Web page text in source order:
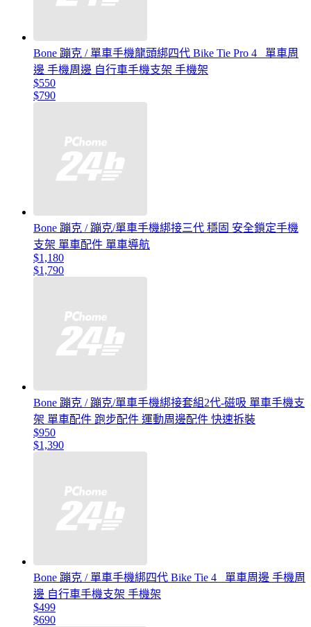
Bone 蹦克 / 單車手機龍頭綁四代 Bike Tie Pro 4 _單車周
邊 手機周邊 自行車手機支架 手機架
$550
$790
Bone 蹦克 / 蹦克/單車手機綁接三代 穩固 安全鎖定手機
支架 單車配件 單車導航
$1,180
$1,790
Bone 蹦克 / 蹦克/單車手機綁接套組2代-磁吸 單車手機支
架 單車配件 跑步配件 運動周邊配件 快速拆裝
$950
$1,390
Bone 蹦克 / 單車手機綁四代 Bike Tie 4 _單車周邊 手機周
邊 自行車手機支架 手機架
$499
$690